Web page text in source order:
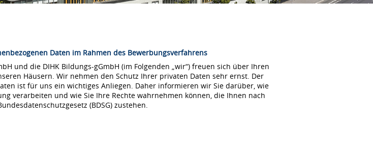
Daten im Rahmen des Bewerbungsverfahrens
und die DIHK Bildungs-gGmbH (im Folgenden „wir“) freuen sich über Ihren
Häusern. Wir nehmen den Schutz Ihrer privaten Daten sehr ernst. Der
ist für uns ein wichtiges Anliegen. Daher informieren wir Sie darüber, wie
verarbeiten und wie Sie Ihre Rechte wahrnehmen können, die Ihnen nach
(BDSG) zustehen.